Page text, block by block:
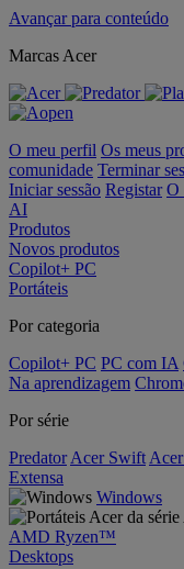
Avançar para conteúdo
Marcas Acer
O meu perfil Os meus
comunidade Terminar
Iniciar sessão Registar O
AI
Produtos
Novos produtos
Copilot+ PC
Portáteis
Por categoria
Copilot+ PC PC com IA
Na aprendizagem
Por série
Predator Acer Swift
Extensa
Windows
AMD Ryzen™
Desktops